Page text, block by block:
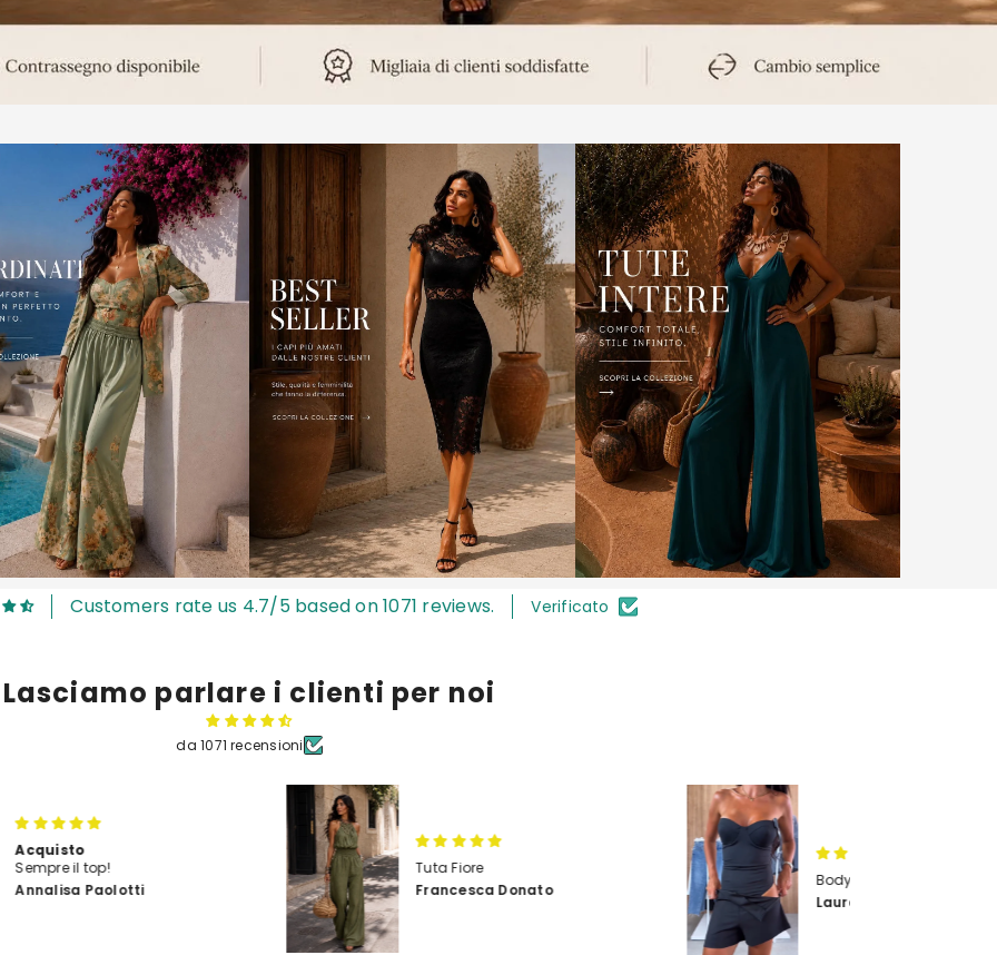
Customers rate us 4.7/5 based on 1071 reviews. Verificato
Lasciamo parlare i clienti per noi
da 1071 recensioni
Francesca Donato
Body a Fascia
Laura Claudili